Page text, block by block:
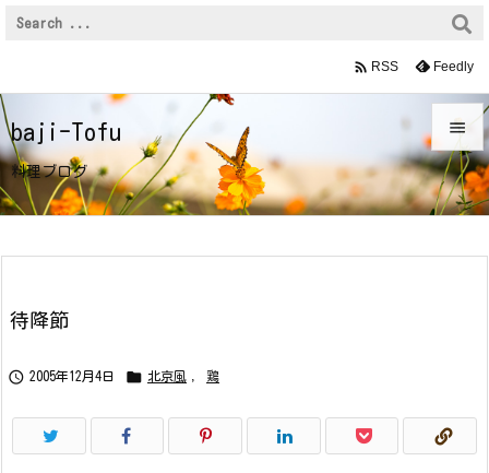
baji-Tofu
料理ブログ


メニュ
 RSS Feedly
待降節
 2005年12月4日  北京風 鶏